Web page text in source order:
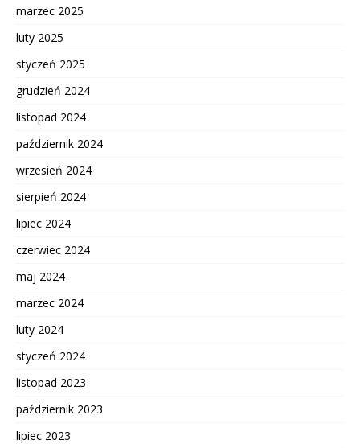
marzec 2025
luty 2025
styczeń 2025
grudzień 2024
listopad 2024
październik 2024
wrzesień 2024
sierpień 2024
lipiec 2024
czerwiec 2024
maj 2024
marzec 2024
luty 2024
styczeń 2024
listopad 2023
październik 2023
lipiec 2023